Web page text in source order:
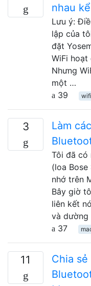
nhau
Lưu ý:
lập của
đặt
WiFi
Nhưng
một …
39
wifi
3
Làm
Tôi đã có
(loa
nhớ trên
Bây giờ
liên kết
và dường
37
11
Chia